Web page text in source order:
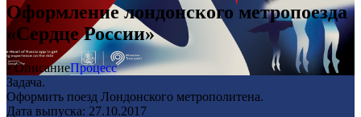
Оформление лондонского метропоезда
«Сердце России»
• ОписаниеПроцесс
Задача.
Оформить поезд Лондонского метрополитена.
Дата выпуска: 27.10.2017